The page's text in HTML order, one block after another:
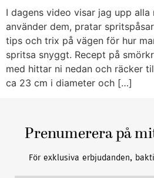
I dagens video visar jag upp alla
använder dem, pratar
tips och trix på vägen för hur
spritsa snyggt. Recept på
med hittar ni nedan och räcker
ca 23 cm i diameter och […]
Prenumerera på
För exklusiva erbjudanden,